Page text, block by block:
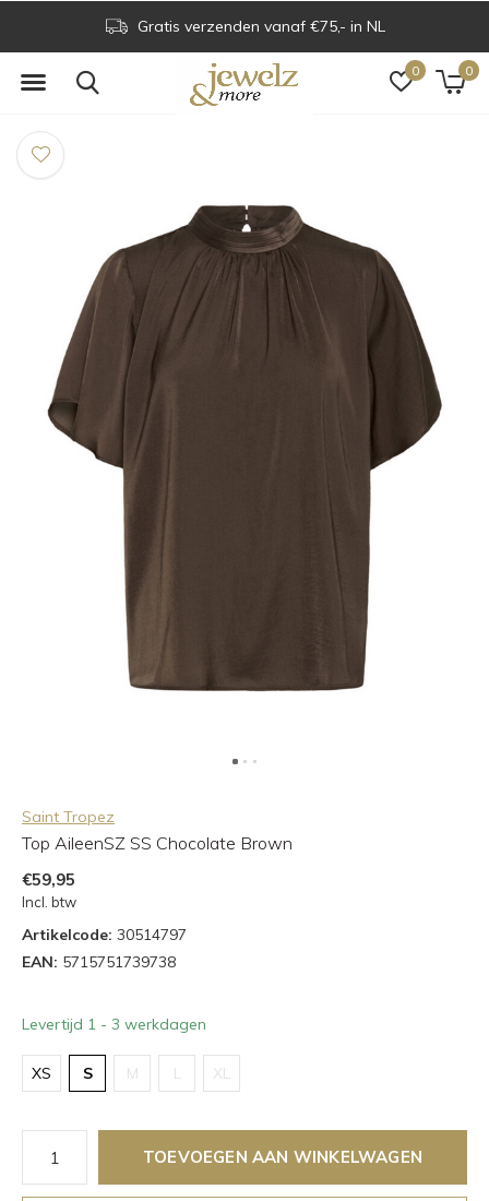
0 0
Gratis verzenden vanaf €75,- in NL
Saint Tropez
Top AileenSZ SS Chocolate Brown
€59,95
Incl. btw
Artikelcode: 30514797
EAN: 5715751739738
Levertijd 1 - 3 werkdagen
XS S M L XL
TOEVOEGEN AAN WINKELWAGEN